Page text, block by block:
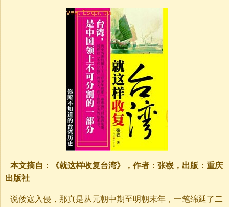
本文摘自：《就这样收复台湾》，作者：张嵚，出版：重庆
出版社
说倭寇入侵，那真是从元朝中期至明朝末年，一笔绵延了二